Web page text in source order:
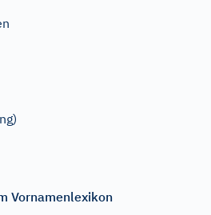
Vornamenlexikon